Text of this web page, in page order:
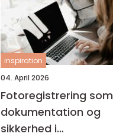
inspiration
04. April 2026
Fotoregistrering som
dokumentation og
sikkerhed i